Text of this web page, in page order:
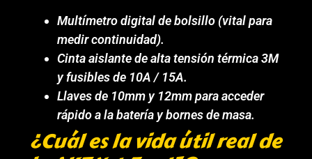
Multímetro digital de bolsillo (vital para
medir continuidad).
Cinta aislante de alta tensión térmica 3M
y fusibles de 10A / 15A.
Llaves de 10mm y 12mm para acceder
rápido a la batería y bornes de masa.
¿Cuál es la vida útil real de